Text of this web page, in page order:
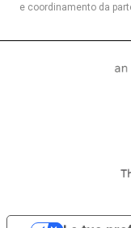
e coordinamento da